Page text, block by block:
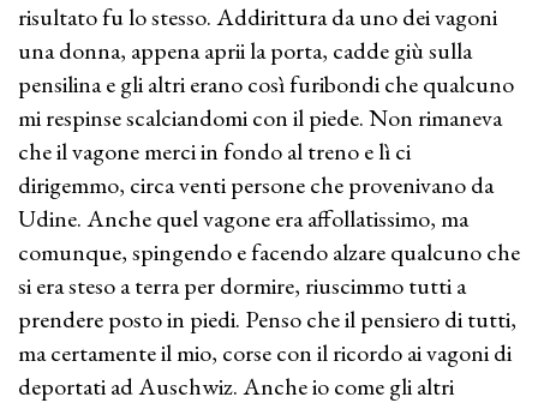
risultato fu lo stesso. Addirittura da uno dei vagoni
una donna, appena aprii la porta, cadde giù sulla
pensilina e gli altri erano così furibondi che qualcuno
mi respinse scalciandomi con il piede. Non rimaneva
che il vagone merci in fondo al treno e lì ci
dirigemmo, circa venti persone che provenivano da
Udine. Anche quel vagone era affollatissimo, ma
comunque, spingendo e facendo alzare qualcuno che
si era steso a terra per dormire, riuscimmo tutti a
prendere posto in piedi. Penso che il pensiero di tutti,
ma certamente il mio, corse con il ricordo ai vagoni di
deportati ad Auschwiz. Anche io come gli altri